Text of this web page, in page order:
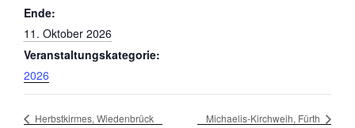
Ende:
11. Oktober 2026
Veranstaltungskategorie:
2026
Herbstkirmes, Wiedenbrück Michaelis-Kirchweih, Fürth